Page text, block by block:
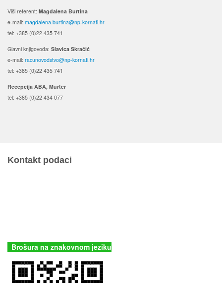
Viši referent: Magdalena Burtina
e-mail: magdalena.burtina@np-kornati.hr
tel: +385 (0)22 435 741
Glavni knjigovođa: Slavica Skračić
e-mail: racunovodstvo@np-kornati.hr
tel: +385 (0)22 435 741
Recepcija ABA, Murter
tel: +385 (0)22 434 077
Kontakt podaci
Brošura na znakovnom jeziku